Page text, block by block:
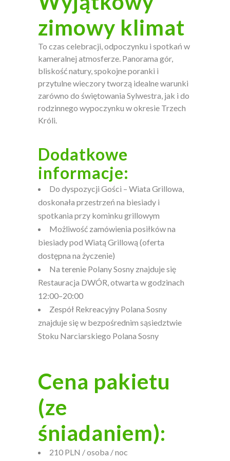
zimowy klimat
To czas celebracji, odpoczynku i spotkań w
kameralnej atmosferze. Panorama gór,
bliskość natury, spokojne poranki i
przytulne wieczory tworzą idealne warunki
zarówno do świętowania Sylwestra, jak i do
rodzinnego wypoczynku w okresie Trzech
Króli.
Dodatkowe
informacje:
Do dyspozycji Gości – Wiata Grillowa,
doskonała przestrzeń na biesiady i
spotkania przy kominku grillowym
Możliwość zamówienia posiłków na
biesiady pod Wiatą Grillową (oferta
dostępna na życzenie)
Na terenie Polany Sosny znajduje się
Restauracja DWÓR, otwarta w godzinach
12:00–20:00
Zespół Rekreacyjny Polana Sosny
znajduje się w bezpośrednim sąsiedztwie
Stoku Narciarskiego Polana Sosny
Cena pakietu
(ze
śniadaniem):
210 PLN / osoba / noc